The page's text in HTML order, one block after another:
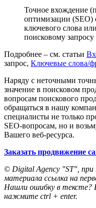
Точное вхождение
оптимизации (SEO)
ключевого слова
поисковому запросу
Подробнее – см. статьи
запрос, Ключевые слова/
Наряду с неточными
значение в поисковом
вопросам поискового
обращаться в нашу
специалисты не только
SEO-вопросам, но и
Вашего веб-ресурса.
Заказать продвижение
© Digital Agency "ST", при
материала ссылка на
Нашли ошибку в
нажмите ctrl + enter.